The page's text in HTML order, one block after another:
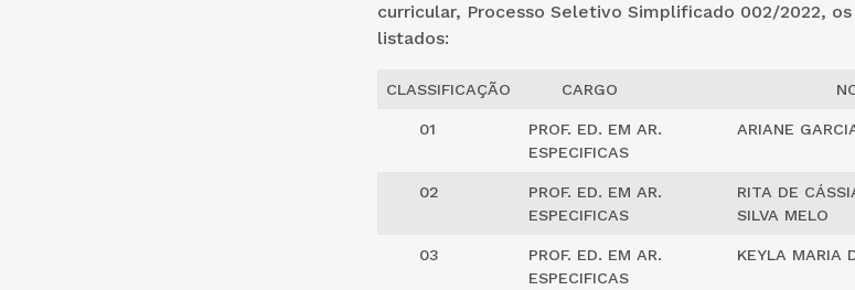
curricular, Processo Seletivo Simplificado 002/2022, os
listados:
CLASSIFICAÇÃO CARGO
01
PROF. ED. EM AR.
ESPECIFICAS
ARIANE
02
PROF. ED. EM AR.
ESPECIFICAS
RITA DE
SILVA MELO
03
PROF. ED. EM AR.
ESPECIFICAS
KEYLA MARIA